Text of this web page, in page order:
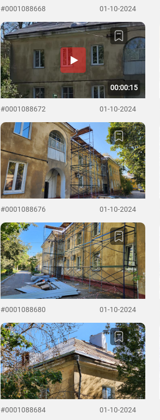
#0001088668 01-10-2024
00:00:15
#0001088672 01-10-2024
#0001088676 01-10-2024
#0001088680 01-10-2024
#0001088684 01-10-2024